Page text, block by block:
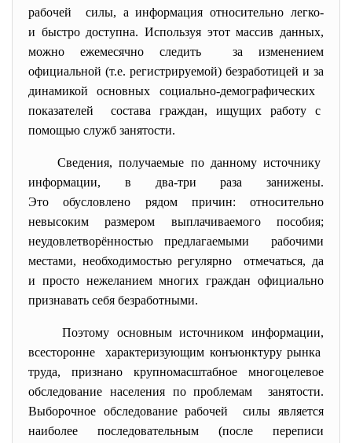
рабочей силы, а информация относительно легко-
и быстро доступна. Используя этот массив данных,
можно ежемесячно следить за изменением
официальной (т.е. регистрируемой) безработицей и за
динамикой основных социально-демографических
показателей состава граждан, ищущих работу с
помощью служб занятости.
Сведения, получаемые по данному источнику
информации, в два-три раза занижены.
Это обусловлено рядом причин: относительно
невысоким размером выплачиваемого пособия;
неудовлетворённостью предлагаемыми рабочими
местами, необходимостью регулярно отмечаться, да
и просто нежеланием многих граждан официально
признавать себя безработными.
Поэтому основным источником информации,
всесторонне характеризующим конъюнктуру рынка
труда, признано крупномасштабное многоцелевое
обследование населения по проблемам занятости.
Выборочное обследование рабочей силы является
наиболее последовательным (после переписи